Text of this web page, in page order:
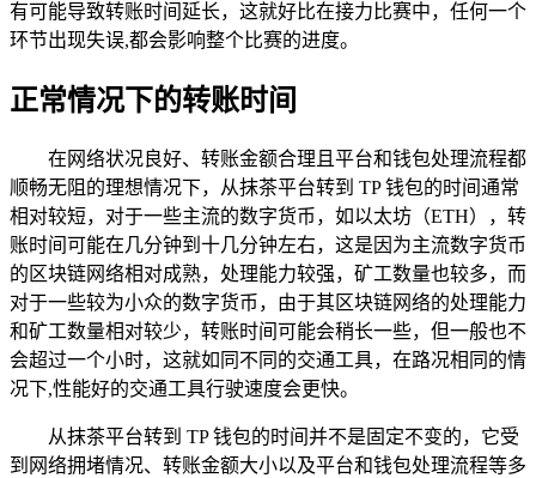
有可能导致转账时间延长，这就好比在接力比赛中，任何一个
环节出现失误,都会影响整个比赛的进度。
正常情况下的转账时间
在网络状况良好、转账金额合理且平台和钱包处理流程都
顺畅无阻的理想情况下，从抹茶平台转到 TP 钱包的时间通常
相对较短，对于一些主流的数字货币，如以太坊（ETH），转
账时间可能在几分钟到十几分钟左右，这是因为主流数字货币
的区块链网络相对成熟，处理能力较强，矿工数量也较多，而
对于一些较为小众的数字货币，由于其区块链网络的处理能力
和矿工数量相对较少，转账时间可能会稍长一些，但一般也不
会超过一个小时，这就如同不同的交通工具，在路况相同的情
况下,性能好的交通工具行驶速度会更快。
从抹茶平台转到 TP 钱包的时间并不是固定不变的，它受
到网络拥堵情况、转账金额大小以及平台和钱包处理流程等多